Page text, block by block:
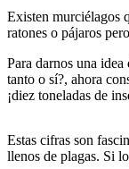
Existen murciélagos
ratones o pájaros
Para darnos una
tanto o sí?, ahora
¡diez toneladas de
Estas cifras son
llenos de plagas. Si